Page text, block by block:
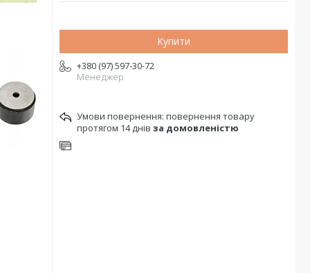
Купити
+380 (97) 597-30-72
Менеджер
повернення товару
протягом 14 днів за домовленістю